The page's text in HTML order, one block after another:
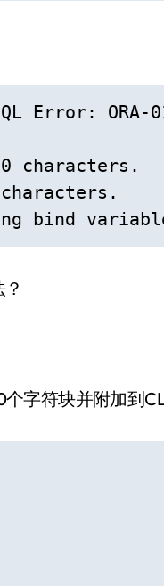
Error:
characters.
bind
字符块并附加到